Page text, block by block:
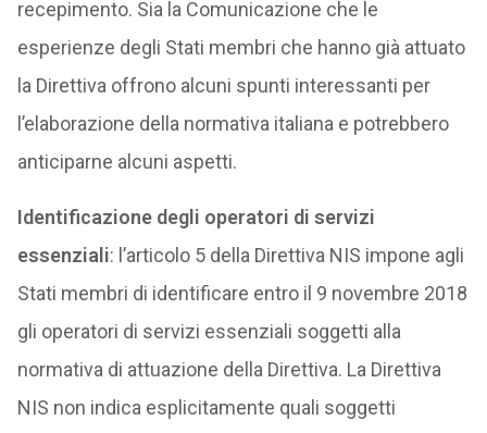
recepimento. Sia la Comunicazione che le
esperienze degli Stati membri che hanno già attuato
la Direttiva offrono alcuni spunti interessanti per
l’elaborazione della normativa italiana e potrebbero
anticiparne alcuni aspetti.
Identificazione degli operatori di servizi
essenziali: l’articolo 5 della Direttiva NIS impone agli
Stati membri di identificare entro il 9 novembre 2018
gli operatori di servizi essenziali soggetti alla
normativa di attuazione della Direttiva. La Direttiva
NIS non indica esplicitamente quali soggetti